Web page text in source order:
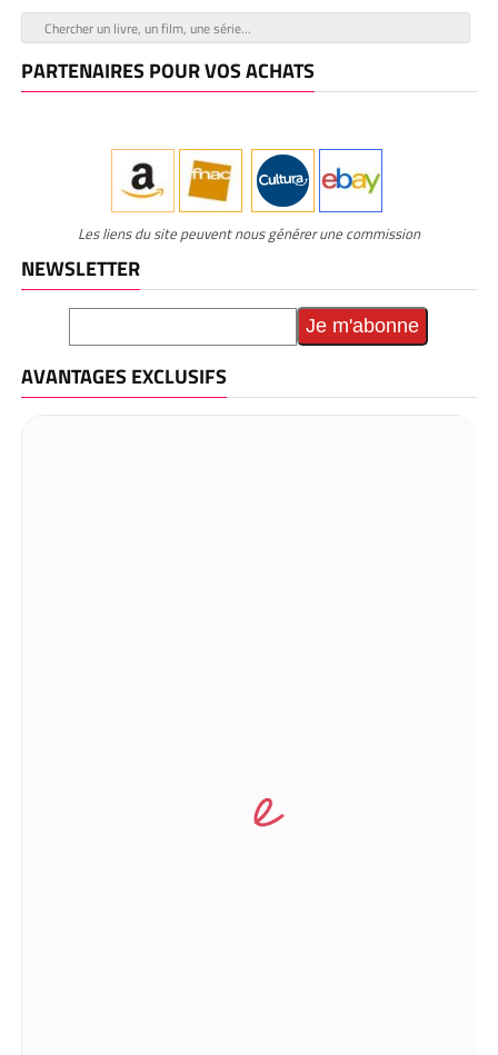
PARTENAIRES POUR VOS ACHATS
Les liens du site peuvent nous générer une commission
NEWSLETTER
AVANTAGES EXCLUSIFS